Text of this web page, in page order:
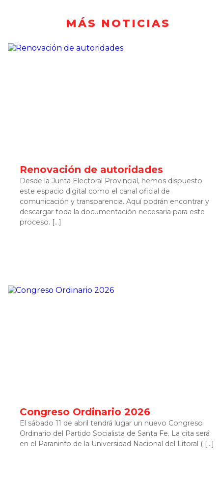
MÁS NOTICIAS
Renovación de autoridades
Desde la Junta Electoral Provincial, hemos dispuesto
este espacio digital como el canal oficial de
comunicación y transparencia. Aquí podrán encontrar y
descargar toda la documentación necesaria para este
proceso. […]
Congreso Ordinario 2026
El sábado 11 de abril tendrá lugar un nuevo Congreso
Ordinario del Partido Socialista de Santa Fe. La cita será
en el Paraninfo de la Universidad Nacional del Litoral ( […]